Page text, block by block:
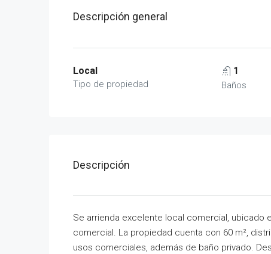
Descripción general
Local
Tipo de propiedad
1
Baños
Descripción
Se arrienda excelente local comercial, ubicado
comercial. La propiedad cuenta con 60 m²,
usos comerciales, además de baño privado.